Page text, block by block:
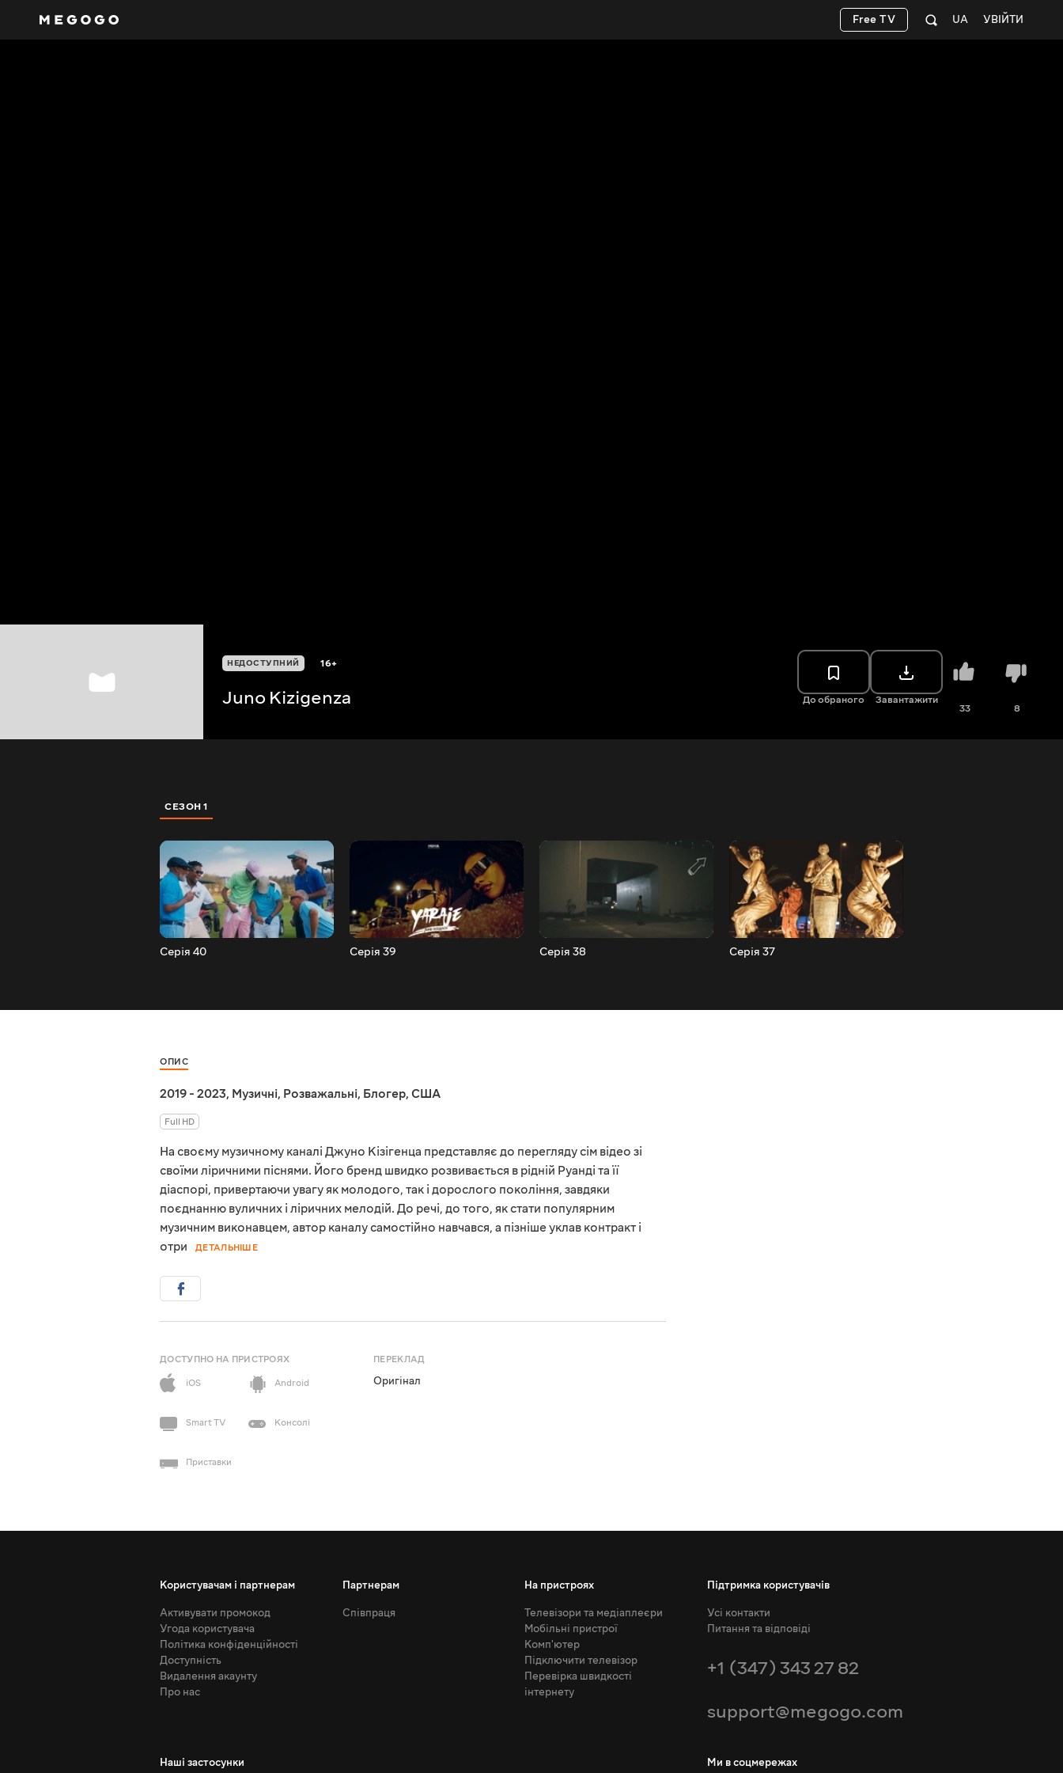
УВІЙТИ
UA
Free TV
НЕДОСТУПНИЙ 16+
Juno Kizigenza До обраного Завантажити
33 8
СЕЗОН 1
Серія 40 Серія 39 Серія 38 Серія 37
ОПИС
2019 - 2023, Музичні, Розважальні, Блогер, США
Full HD
На своєму музичному каналі Джуно Кізігенца представляє до перегляду сім відео зі
своїми ліричними піснями. Його бренд швидко розвивається в рідній Руанді та її
діаспорі, привертаючи увагу як молодого, так і дорослого покоління, завдяки
поєднанню вуличних і ліричних мелодій. До речі, до того, як стати популярним
музичним виконавцем, автор каналу самостійно навчався, а пізніше уклав контракт і
отри
ДЕТАЛЬНІШЕ
ДОСТУПНО НА ПРИСТРОЯХ
iOS
Android
Smart TV Консолі
Приставки
ПЕРЕКЛАД
Оригінал
Користувачам і партнерам
Активувати промокод
Угода користувача
Політика конфіденційності
Доступність
Видалення акаунту
Про нас
Партнерам
Співпраця
На пристроях
Телевізори та медіаплеєри
Мобільні пристрої
Комп'ютер
Підключити телевізор
Перевірка швидкості
інтернету
Підтримка користувачів
Усі контакти
Питання та відповіді
+1 (347) 343 27 82
support@megogo.com
Наші застосунки Ми в соцмережах